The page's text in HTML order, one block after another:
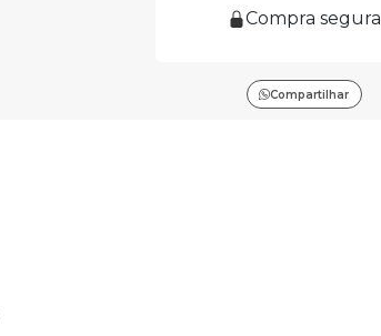
Compra segura
Compartilhar